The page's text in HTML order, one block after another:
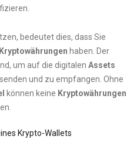
bedeutet dies, dass Sie
Kryptowährungen haben. Der
um auf die digitalen Assets
und zu empfangen. Ohne
können keine Kryptowährungen